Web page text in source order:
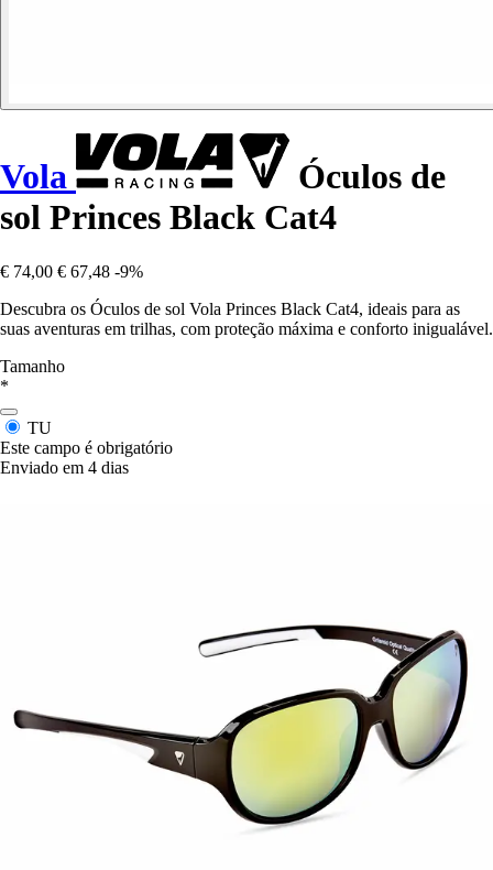
Vola
Óculos de
sol Princes Black Cat4
€ 74,00 € 67,48 -9%
Descubra os Óculos de sol Vola Princes Black Cat4, ideais para as
suas aventuras em trilhas, com proteção máxima e conforto inigualável.
Tamanho
*
TU
Este campo é obrigatório
Enviado em 4 dias